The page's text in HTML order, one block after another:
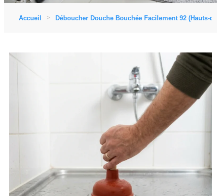
Accueil Déboucher Douche Bouchée Facilement 92 (Hauts-de-